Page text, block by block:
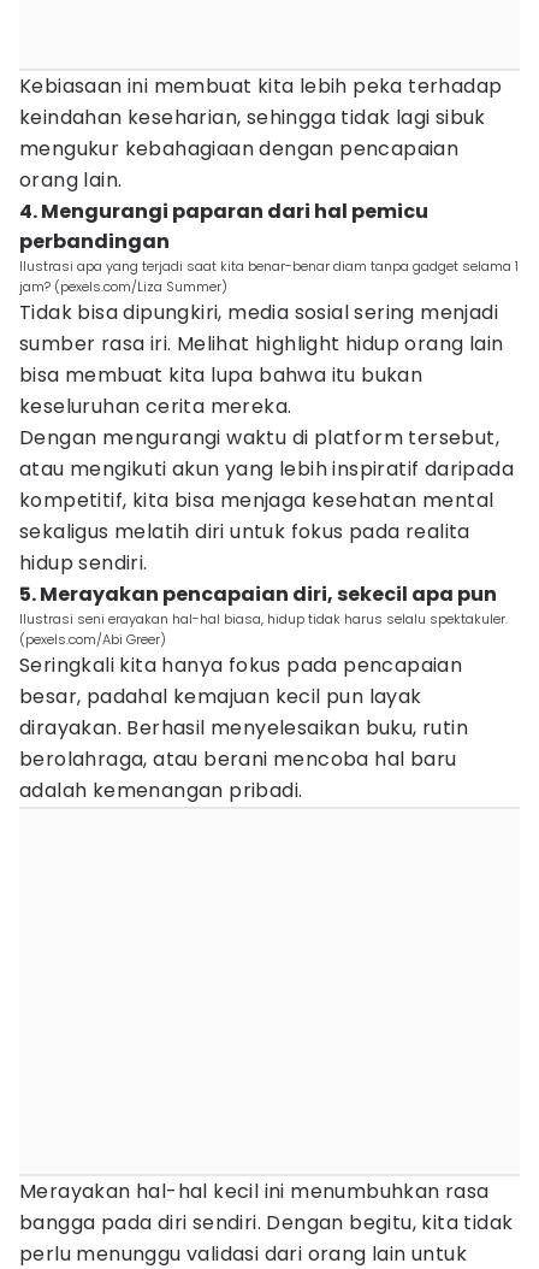
Kebiasaan ini membuat kita lebih peka terhadap
keindahan keseharian, sehingga tidak lagi sibuk
mengukur kebahagiaan dengan pencapaian
orang lain.
4. Mengurangi paparan dari hal pemicu
perbandingan
Ilustrasi apa yang terjadi saat kita benar-benar diam tanpa gadget selama 1
jam? (pexels.com/Liza Summer)
Tidak bisa dipungkiri, media sosial sering menjadi
sumber rasa iri. Melihat highlight hidup orang lain
bisa membuat kita lupa bahwa itu bukan
keseluruhan cerita mereka.
Dengan mengurangi waktu di platform tersebut,
atau mengikuti akun yang lebih inspiratif daripada
kompetitif, kita bisa menjaga kesehatan mental
sekaligus melatih diri untuk fokus pada realita
hidup sendiri.
5. Merayakan pencapaian diri, sekecil apa pun
Ilustrasi seni erayakan hal-hal biasa, hidup tidak harus selalu spektakuler.
(pexels.com/Abi Greer)
Seringkali kita hanya fokus pada pencapaian
besar, padahal kemajuan kecil pun layak
dirayakan. Berhasil menyelesaikan buku, rutin
berolahraga, atau berani mencoba hal baru
adalah kemenangan pribadi.
Merayakan hal-hal kecil ini menumbuhkan rasa
bangga pada diri sendiri. Dengan begitu, kita tidak
perlu menunggu validasi dari orang lain untuk